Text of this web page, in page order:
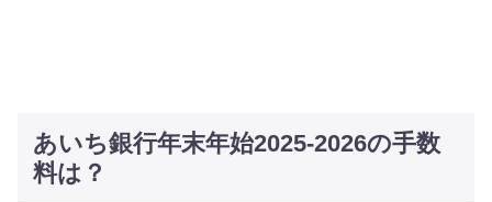
あいち銀行年末年始2025-2026の手数
料は？